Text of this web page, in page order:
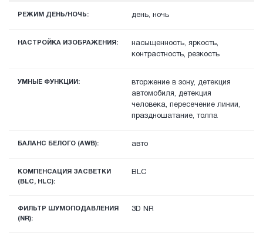
РЕЖИМ ДЕНЬ/НОЧЬ: день, ночь
НАСТРОЙКА ИЗОБРАЖЕНИЯ:
насыщенность, яркость,
контрастность, резкость
УМНЫЕ ФУНКЦИИ:
вторжение в зону, детекция
автомобиля, детекция
человека, пересечение линии,
праздношатание, толпа
БАЛАНС БЕЛОГО (AWB): авто
КОМПЕНСАЦИЯ ЗАСВЕТКИ
(BLC, HLC):
BLC
ФИЛЬТР ШУМОПОДАВЛЕНИЯ
(NR):
3D NR